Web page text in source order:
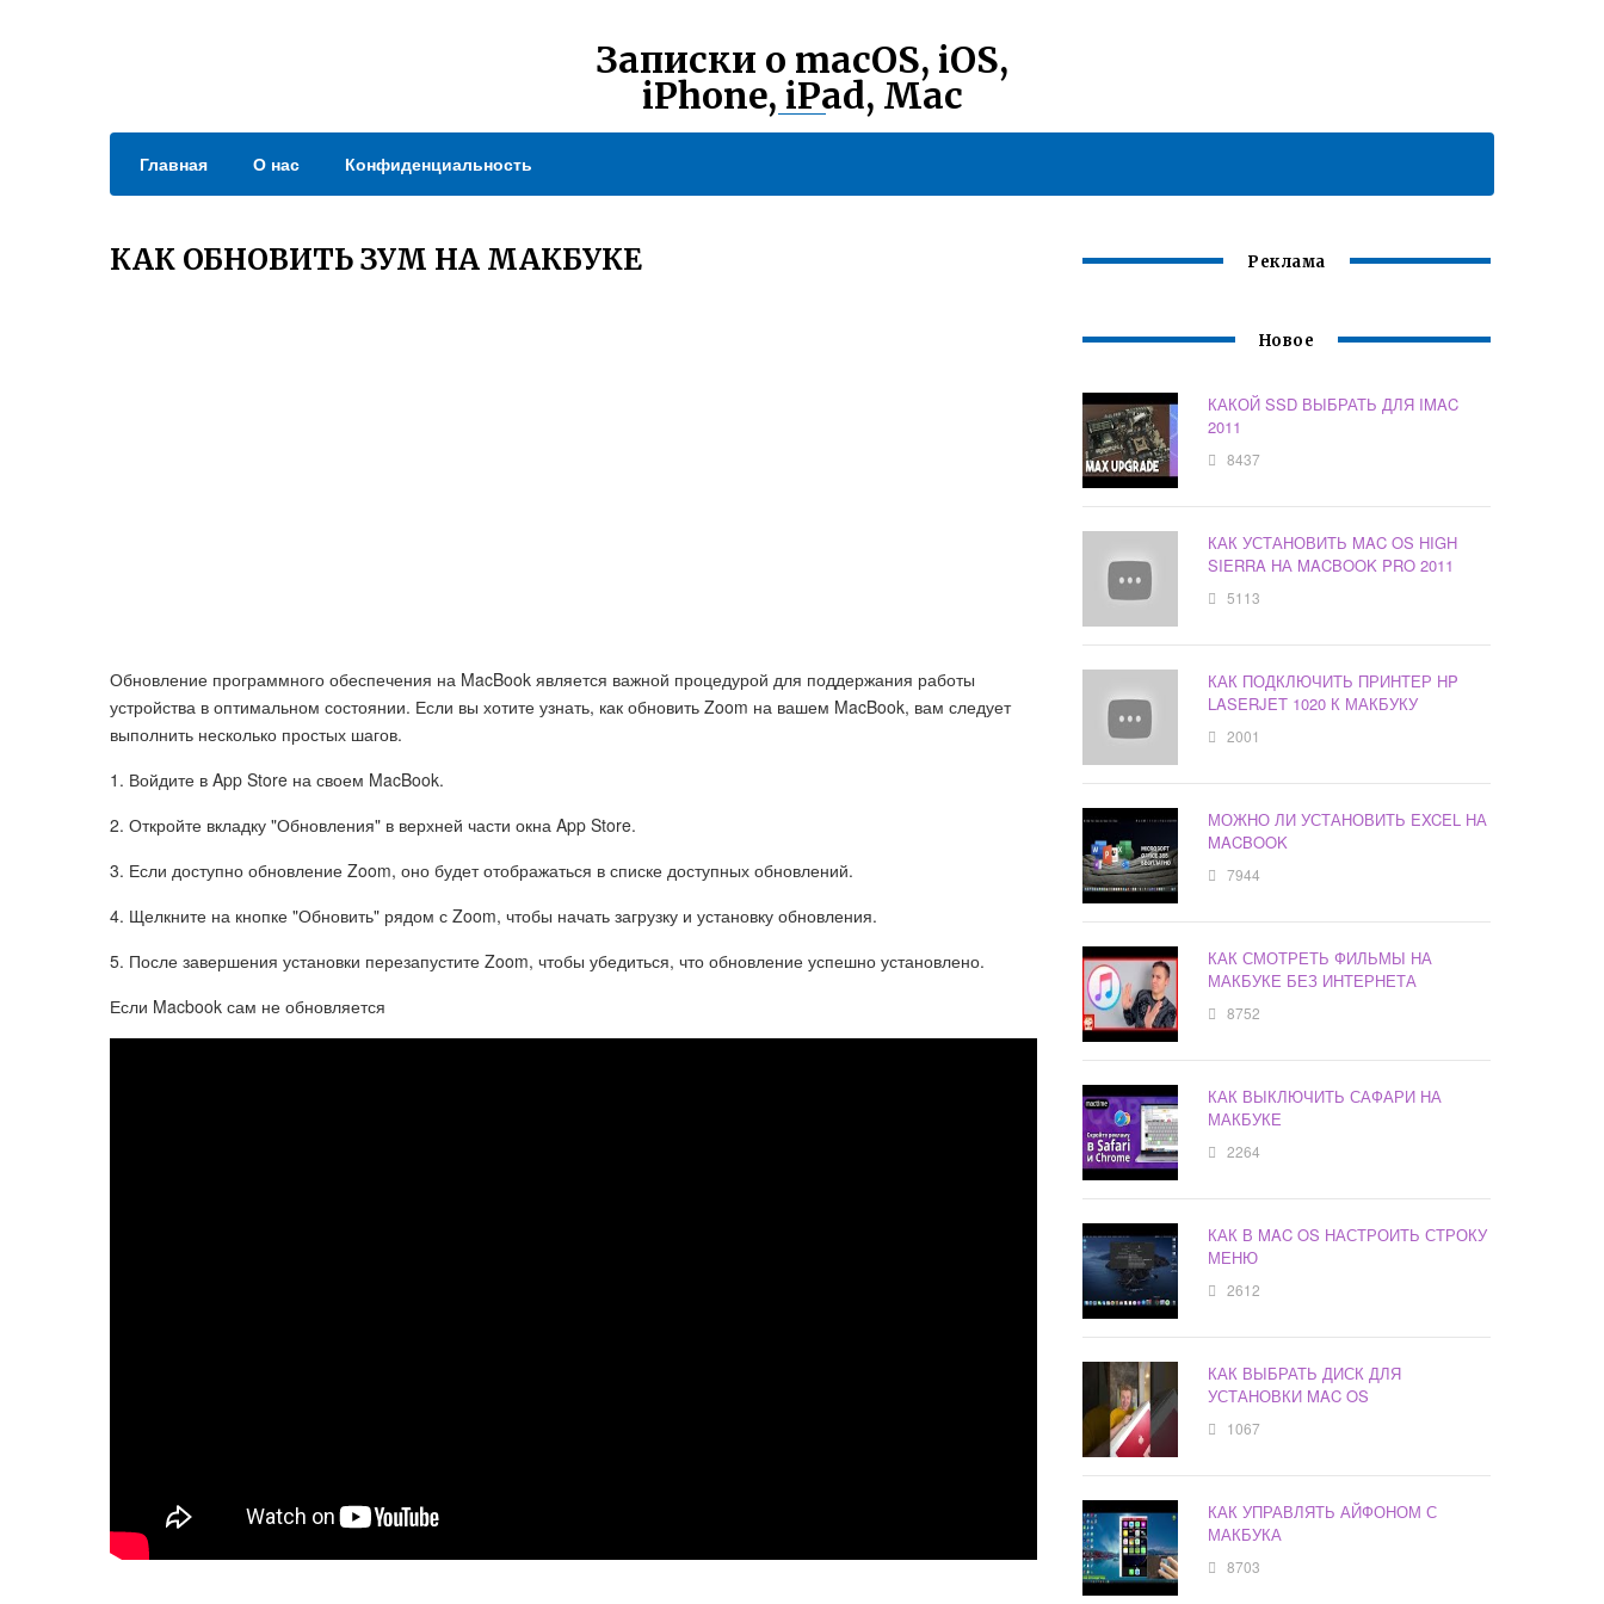
Записки о macOS, iOS,
iPhone, iPad, Mac
Главная О нас Конфиденциальность
КАК ОБНОВИТЬ ЗУМ НА МАКБУКЕ
Обновление программного обеспечения на MacBook является важной процедурой для поддержания работы
устройства в оптимальном состоянии. Если вы хотите узнать, как обновить Zoom на вашем MacBook, вам следует
выполнить несколько простых шагов.
1. Войдите в App Store на своем MacBook.
2. Откройте вкладку "Обновления" в верхней части окна App Store.
3. Если доступно обновление Zoom, оно будет отображаться в списке доступных обновлений.
4. Щелкните на кнопке "Обновить" рядом с Zoom, чтобы начать загрузку и установку обновления.
5. После завершения установки перезапустите Zoom, чтобы убедиться, что обновление успешно установлено.
Если Macbook сам не обновляется
Реклама
Новое
КАКОЙ SSD ВЫБРАТЬ ДЛЯ IMAC
2011
8437
КАК УСТАНОВИТЬ MAC OS HIGH
SIERRA НА MACBOOK PRO 2011
5113
КАК ПОДКЛЮЧИТЬ ПРИНТЕР HP
LASERJET 1020 К МАКБУКУ
2001
МОЖНО ЛИ УСТАНОВИТЬ EXCEL НА
MACBOOK
7944
КАК СМОТРЕТЬ ФИЛЬМЫ НА
МАКБУКЕ БЕЗ ИНТЕРНЕТА
8752
КАК ВЫКЛЮЧИТЬ САФАРИ НА
МАКБУКЕ
2264
КАК В MAC OS НАСТРОИТЬ СТРОКУ
МЕНЮ
2612
КАК ВЫБРАТЬ ДИСК ДЛЯ
УСТАНОВКИ MAC OS
1067
КАК УПРАВЛЯТЬ АЙФОНОМ С
МАКБУКА
8703